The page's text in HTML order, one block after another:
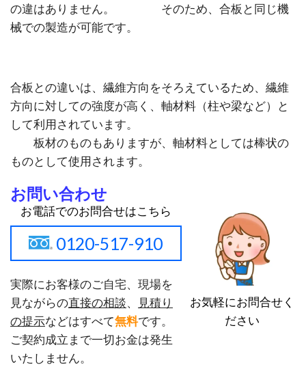
の違はありません。 そのため、合板と同じ機
械での製造が可能です。
合板との違いは、繊維方向をそろえているため、繊維
方向に対しての強度が高く、軸材料（柱や梁など）と
して利用されています。
板材のものもありますが、軸材料としては棒状の
ものとして使用されます。
お問い合わせ
お気軽にお問合せく
ださい
お電話でのお問合せはこちら
0120-517-910
実際にお客様のご自宅、現場を
見ながらの直接の相談、
見積り
の提示などはすべて無料です。
ご契約成立まで一切お金は発生
いたしません。